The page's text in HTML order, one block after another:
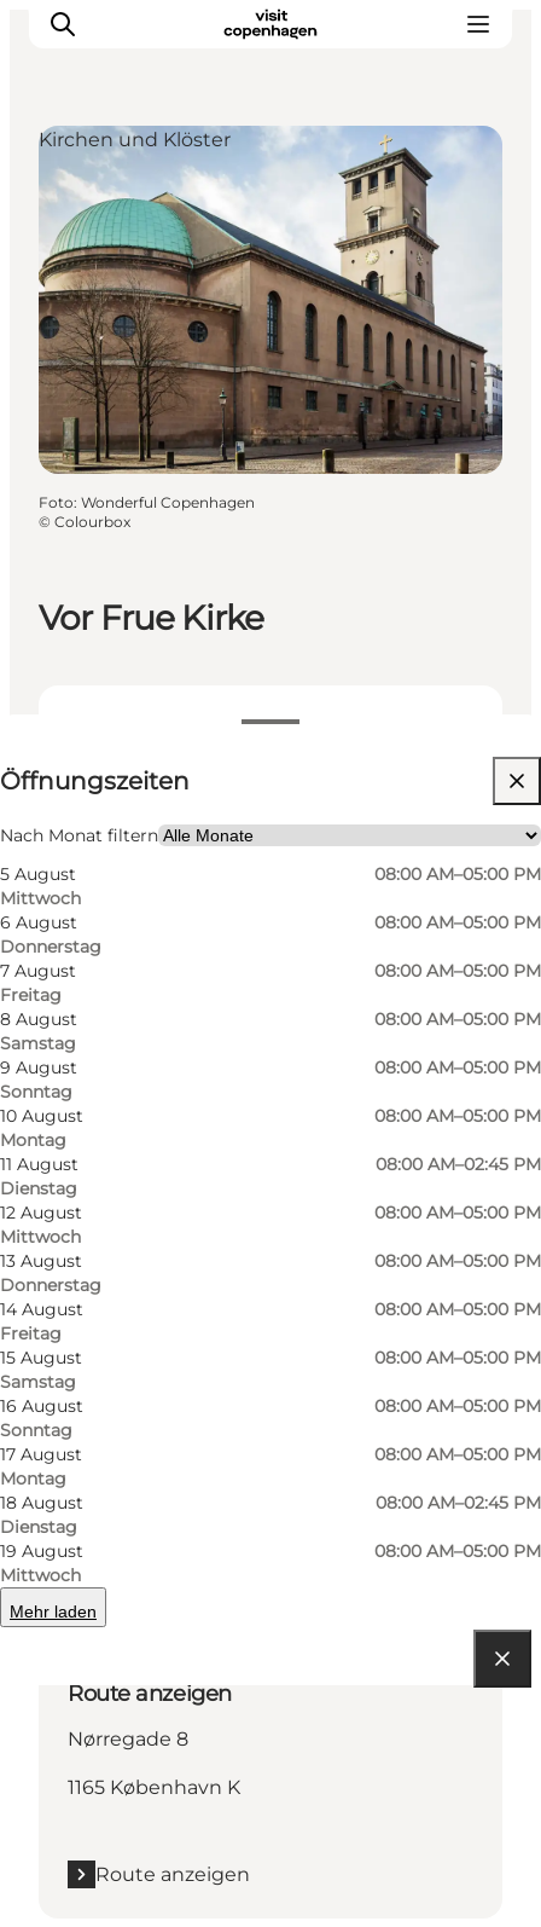
Aktivitäten
Essen und Trinken
Planen
Vor Frue Kirke
Öffnungszeiten anzeigen
Öffnungszeiten
Nach Monat filtern
5 August
Mittwoch
08:00 AM–05:00 PM
6 August
Donnerstag
08:00 AM–05:00 PM
7 August
Freitag
08:00 AM–05:00 PM
8 August
Samstag
08:00 AM–05:00 PM
9 August
Sonntag
08:00 AM–05:00 PM
10 August
Montag
08:00 AM–05:00 PM
11 August
Dienstag
08:00 AM–02:45 PM
12 August
Mittwoch
08:00 AM–05:00 PM
13 August
Donnerstag
08:00 AM–05:00 PM
14 August
Freitag
08:00 AM–05:00 PM
15 August
Samstag
08:00 AM–05:00 PM
16 August
Sonntag
08:00 AM–05:00 PM
17 August
Montag
08:00 AM–05:00 PM
18 August
Dienstag
08:00 AM–02:45 PM
19 August
Mittwoch
08:00 AM–05:00 PM
Mehr laden
⌘ Sankt Hannes Kreuz
Website besuchen
Kirchen und Klöster
Foto: Wonderful Copenhagen
© Colourbox
Foto
©Colourbox
Route anzeigen
Nørregade 8
1165 København K
Route anzeigen